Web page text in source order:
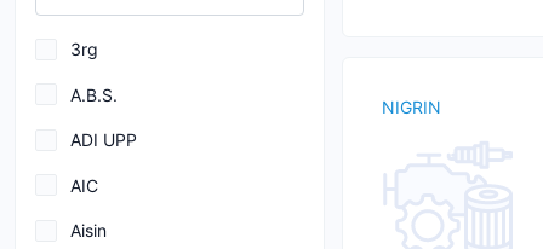
3rg
A.B.S.
ADI UPP
AIC
Aisin
NIGRIN